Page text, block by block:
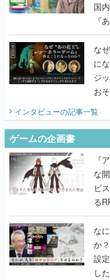
国
『
て
な
になった
ジ
お
インタビューの記事一覧
ゲームの企画書
『
な
ビ
る
書】
な
か
設
し